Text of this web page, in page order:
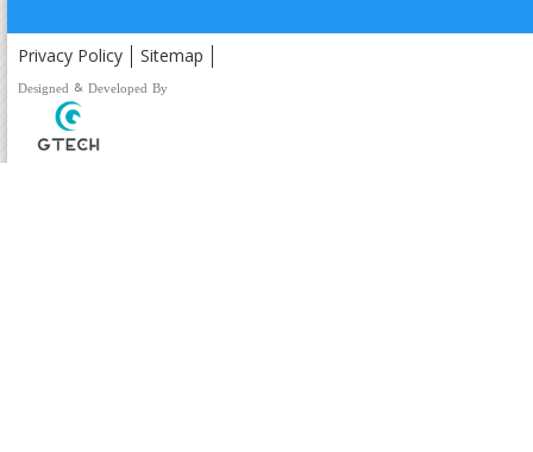
Privacy Policy Sitemap
Designed & Developed By